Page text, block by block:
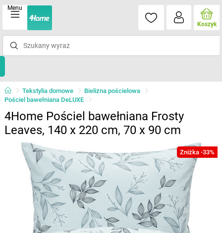
Menu
Koszyk
Tekstylia domowe
Bielizna pościelowa
Pościel bawełniana DeLUXE
4Home Pościel bawełniana Frosty
Leaves, 140 x 220 cm, 70 x 90 cm
Zniżka -33%